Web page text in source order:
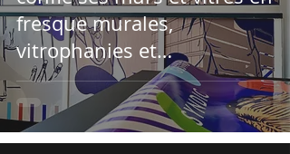
fresque murales,
vitrophanies et
signalétiques à Thionville